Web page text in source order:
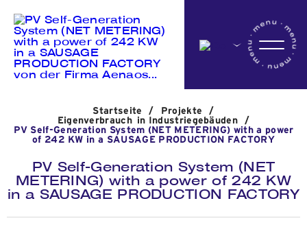
Startseite
Das Unternehmen
Aktivitäten
Startseite / Projekte
/
Eigenverbrauch in Industriegebäuden
/
PV Self-Generation System (NET METERING) with a power
of 242 KW in a SAUSAGE PRODUCTION FACTORY
PV Self-Generation System (NET
METERING) with a power of 242 KW
in a SAUSAGE PRODUCTION FACTORY